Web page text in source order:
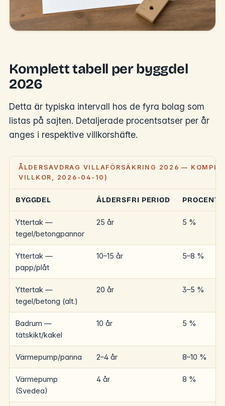
Komplett tabell per byggdel
2026
Detta är typiska intervall hos de fyra bolag som
listas på sajten. Detaljerade procentsatser per år
anges i respektive villkorshäfte.
ÅLDERSAVDRAG VILLAFÖRSÄKRING 2026 —
VILLKOR, 2026-04-10)
BYGGDEL ÅLDERSFRI PERIOD PROCENT
Yttertak —
tegel/betongpannor
25 år 5 %
Yttertak —
papp/plåt
10–15 år 5–8 %
Yttertak —
tegel/betong (alt.)
20 år 3–5 %
Badrum —
tätskikt/kakel
10 år 5 %
Värmepump/panna 2–4 år 8–10 %
Värmepump
(Svedea)
4 år 8 %